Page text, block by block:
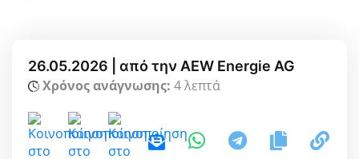
26.05.2026 | από την AEW Energie AG
Χρόνος ανάγνωσης: 4 λεπτά